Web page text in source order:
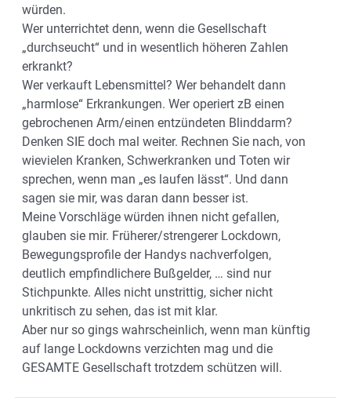
würden.
Wer unterrichtet denn, wenn die Gesellschaft
„durchseucht“ und in wesentlich höheren Zahlen
erkrankt?
Wer verkauft Lebensmittel? Wer behandelt dann
„harmlose“ Erkrankungen. Wer operiert zB einen
gebrochenen Arm/einen entzündeten Blinddarm?
Denken SIE doch mal weiter. Rechnen Sie nach, von
wievielen Kranken, Schwerkranken und Toten wir
sprechen, wenn man „es laufen lässt“. Und dann
sagen sie mir, was daran dann besser ist.
Meine Vorschläge würden ihnen nicht gefallen,
glauben sie mir. Früherer/strengerer Lockdown,
Bewegungsprofile der Handys nachverfolgen,
deutlich empfindlichere Bußgelder, … sind nur
Stichpunkte. Alles nicht unstrittig, sicher nicht
unkritisch zu sehen, das ist mit klar.
Aber nur so gings wahrscheinlich, wenn man künftig
auf lange Lockdowns verzichten mag und die
GESAMTE Gesellschaft trotzdem schützen will.